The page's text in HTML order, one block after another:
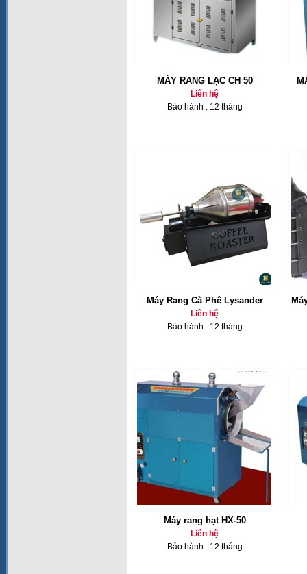
MÁY RANG LẠC CH 50
Liên hệ
Bảo hành : 12 tháng
Máy Rang Cà Phê Lysander
Liên hệ
Bảo hành : 12 tháng
Máy rang hạt HX-50
Liên hệ
Bảo hành : 12 tháng